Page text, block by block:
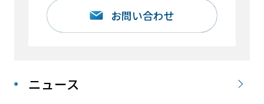
ニュース
お問い合わせ